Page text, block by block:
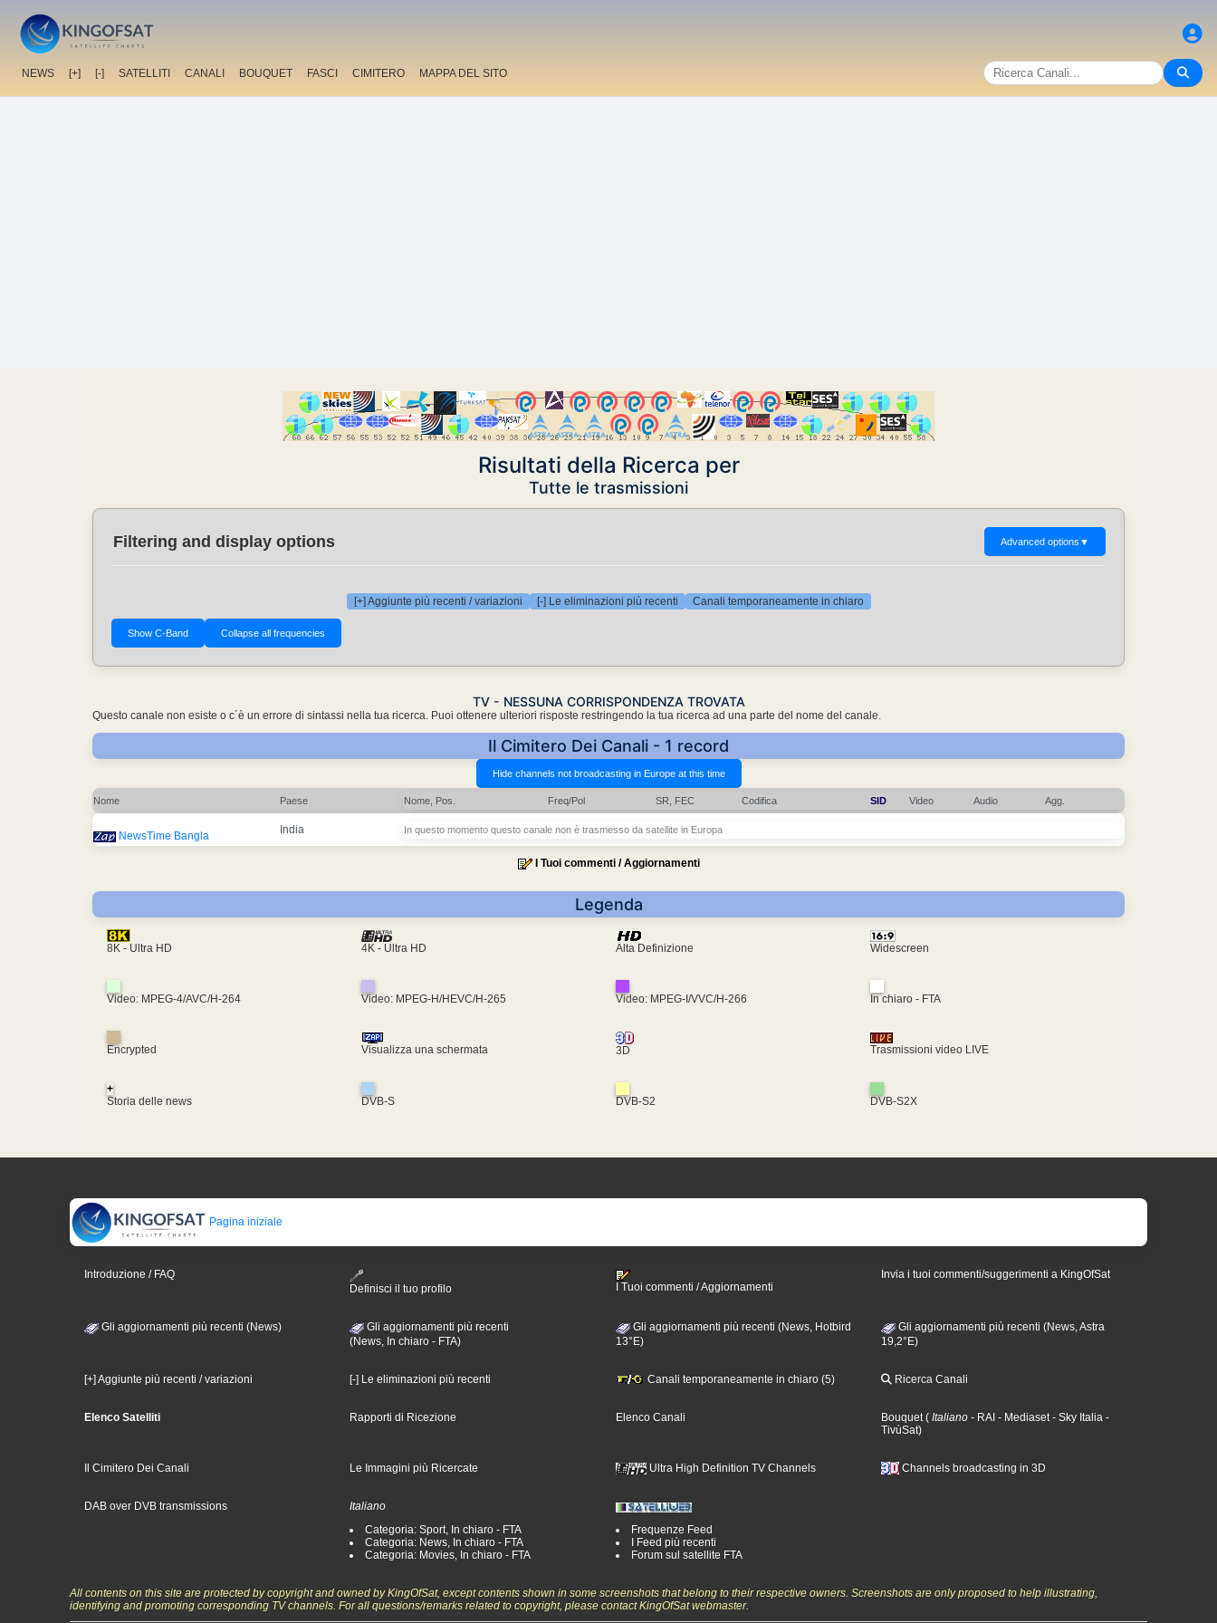
NEWS [+] [-] SATELLITI CANALI BOUQUET FASCI CIMITERO MAPPA DEL SITO
Risultati della Ricerca per
Tutte le trasmissioni
Filtering and display options Advanced options ▼
[+] Aggiunte più recenti / variazioni [-] Le eliminazioni più recenti Canali temporaneamente in chiaro
TV - NESSUNA CORRISPONDENZA TROVATA
Questo canale non esiste o c´è un errore di sintassi nella tua ricerca. Puoi ottenere ulteriori risposte restringendo la tua ricerca ad una parte del nome del canale.
Il Cimitero Dei Canali - 1 record
Nome Paese Nome, Pos. Freq/Pol SR, FEC Codifica SID Video Audio Agg.
NewsTime Bangla India In questo momento questo canale non è trasmesso da satellite in Europa
I Tuoi commenti / Aggiornamenti
Legenda
8K - Ultra HD 4K - Ultra HD Alta Definizione Widescreen
Video: MPEG-4/AVC/H-264 Video: MPEG-H/HEVC/H-265 Video: MPEG-I/VVC/H-266 In chiaro - FTA
Encrypted Visualizza una schermata 3D Trasmissioni video LIVE
+
Storia delle news
DVB-S DVB-S2 DVB-S2X
Pagina iniziale
Introduzione / FAQ
Definisci il tuo profilo
I Tuoi commenti / Aggiornamenti
Invia i tuoi commenti/suggerimenti a KingOfSat
Gli aggiornamenti più recenti (News)
Gli aggiornamenti più recenti
(News, In chiaro - FTA)
Gli aggiornamenti più recenti (News, Hotbird
13°E)
Gli aggiornamenti più recenti (News, Astra
19,2°E)
[+] Aggiunte più recenti / variazioni [-] Le eliminazioni più recenti Canali temporaneamente in chiaro (5) Ricerca Canali
Elenco Satelliti Rapporti di Ricezione Elenco Canali Bouquet ( Italiano - RAI - Mediaset - Sky Italia -
TivùSat)
Il Cimitero Dei Canali Le Immagini più Ricercate Ultra High Definition TV Channels Channels broadcasting in 3D
DAB over DVB transmissions
Italiano
Categoria: Sport, In chiaro - FTA
Categoria: News, In chiaro - FTA
Categoria: Movies, In chiaro - FTA
Frequenze Feed
I Feed più recenti
Forum sul satellite FTA
All contents on this site are protected by copyright and owned by KingOfSat, except contents shown in some screenshots that belong to their respective owners. Screenshots are only proposed to help illustrating,
identifying and promoting corresponding TV channels. For all questions/remarks related to copyright, please contact KingOfSat webmaster.